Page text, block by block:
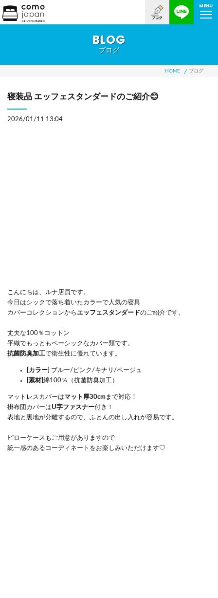
MENU
BLOG
ブログ
HOME ブログ
寝装品 エッフェスタンダードのご紹介😊
2026/01/11 13:04
こんにちは、ルナ店員です。
今日はシックで落ち着いたカラーで人気の寝具
カバーコレクションから エッフェスタンダードのご紹介です。
丈夫な100％コットン
平織でもっともベーシックなカバー類です。
抗菌防臭加工で衛生性に優れています。
[カラー]
ブルー/ピンク/キナリ/ベージュ
[素材] 綿100％（抗菌防臭加工）
マットレスカバーはマット厚30cmまで対応！
掛布団カバーはU字ファスナー付き！
表地と裏地が分離するので、ふとんの出し入れが容易です。
ピローケースもご用意がありますので
統一感のあるコーディネートをお楽しみいただけます♡